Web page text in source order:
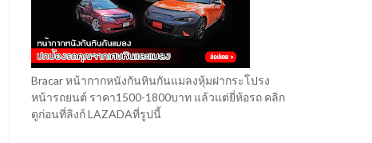
Bracar หน้ากากหนังกันหินกันแมลงหุ้มฝากระโปรง
หน้ารถยนต์ ราคา1500-1800บาท แล้วแต่ยี่ห้อรถ คลิก
ดูก่อนที่ลิงก์ LAZADAที่รูปนี้